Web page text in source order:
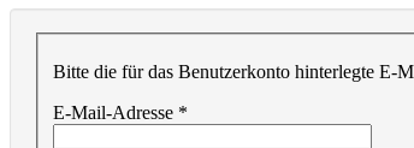
Bitte die für das Benutzerkonto hinterlegte E-
E-Mail-Adresse *